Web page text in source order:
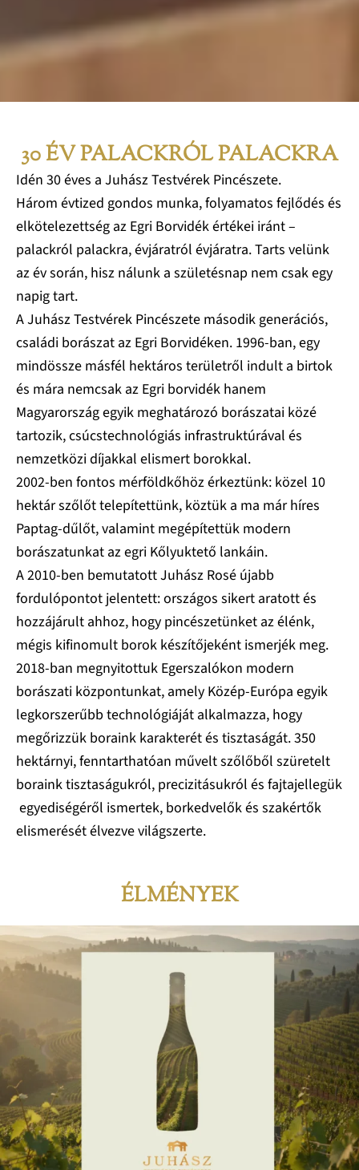
30 ÉV PALACKRÓL PALACKRA
Idén 30 éves a Juhász Testvérek Pincészete.
Három évtized gondos munka, folyamatos fejlődés és
elkötelezettség az Egri Borvidék értékei iránt –
palackról palackra, évjáratról évjáratra. Tarts velünk
az év során, hisz nálunk a születésnap nem csak egy
napig tart.
A Juhász Testvérek Pincészete második generációs,
családi borászat az Egri Borvidéken. 1996-ban, egy
mindössze másfél hektáros területről indult a birtok
és mára nemcsak az Egri borvidék hanem
Magyarország egyik meghatározó borászatai közé
tartozik, csúcstechnológiás infrastruktúrával és
nemzetközi díjakkal elismert borokkal.
2002-ben fontos mérföldkőhöz érkeztünk: közel 10
hektár szőlőt telepítettünk, köztük a ma már híres
Paptag-dűlőt, valamint megépítettük modern
borászatunkat az egri Kőlyuktető lankáin.
A 2010-ben bemutatott Juhász Rosé újabb
fordulópontot jelentett: országos sikert aratott és
hozzájárult ahhoz, hogy pincészetünket az élénk,
mégis kifinomult borok készítőjeként ismerjék meg.
2018-ban megnyitottuk Egerszalókon modern
borászati központunkat, amely Közép-Európa egyik
legkorszerűbb technológiáját alkalmazza, hogy
megőrizzük boraink karakterét és tisztaságát. 350
hektárnyi, fenntarthatóan művelt szőlőből szüretelt
boraink tisztaságukról, precizitásukról és fajtajellegük
egyediségéről ismertek, borkedvelők és szakértők
elismerését élvezve világszerte.
ÉLMÉNYEK